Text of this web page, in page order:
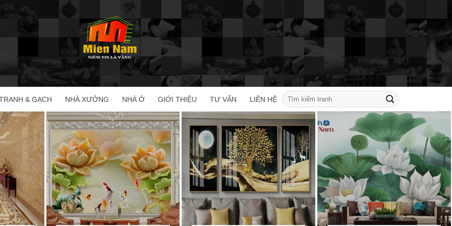
& GẠCH NHÀ XƯỞNG NHÀ Ở GIỚI THIỆU TƯ VẤN LIÊN HỆ
Tìm
kiếm: